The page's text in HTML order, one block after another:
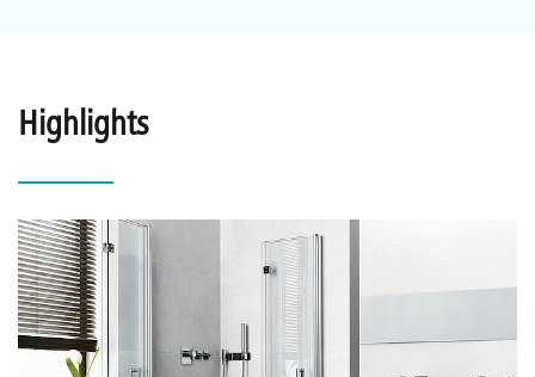
Highlights